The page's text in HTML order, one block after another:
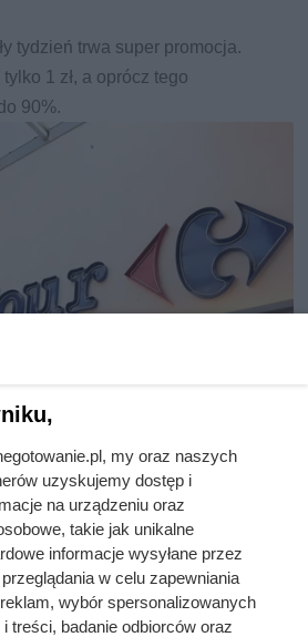
tydzień trwa super promocja.
1 zł, a oprócz tego
90%.
z promocjami.
dawno nie było!
w Carrefour: kawa premium do
i rabaty ponad 60%. Zobacz
my oraz naszych
uzyskujemy dostęp i
na urządzeniu oraz
takie jak unikalne
informacje wysyłane przez
w celu zapewniania
wybór spersonalizowanych
treści, badanie odbiorców oraz